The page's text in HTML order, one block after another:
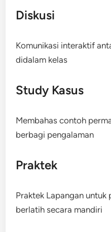
Diskusi
Komunikasi interaktif
didalam kelas
Study Kasus
Membahas contoh
berbagi pengalaman
Praktek
Praktek Lapangan untuk
berlatih secara mandiri